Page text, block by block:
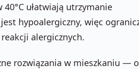
ułatwiają utrzymanie
hypoalergiczny, więc
alergicznych.
rozwiązania w mieszkaniu —